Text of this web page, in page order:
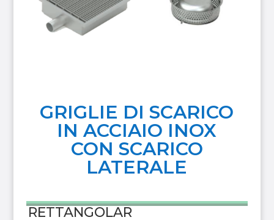
GRIGLIE DI SCARICO
IN ACCIAIO INOX
CON SCARICO
LATERALE
RETTANGOLAR